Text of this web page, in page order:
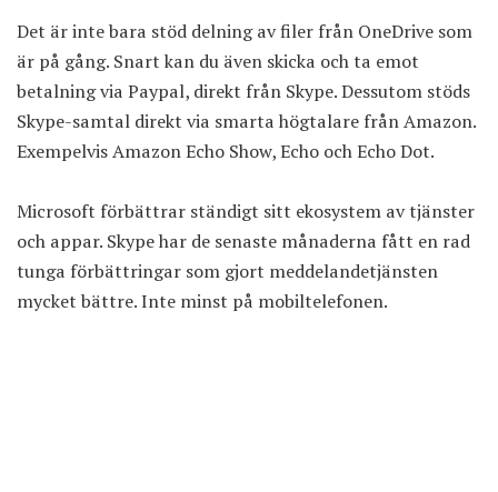
Det är inte bara stöd delning av filer från OneDrive som
är på gång. Snart kan du även skicka och ta emot
betalning via Paypal, direkt från Skype. Dessutom stöds
Skype-samtal direkt via smarta högtalare från Amazon.
Exempelvis Amazon Echo Show, Echo och Echo Dot.
Microsoft förbättrar ständigt sitt ekosystem av tjänster
och appar. Skype har de senaste månaderna fått en rad
tunga förbättringar som gjort meddelandetjänsten
mycket bättre. Inte minst på mobiltelefonen.